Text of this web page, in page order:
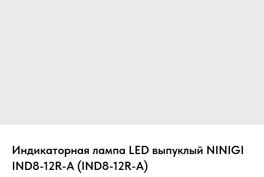
Индикаторная лампа LED выпуклый NINIGI
IND8-12R-A (IND8-12R-A)